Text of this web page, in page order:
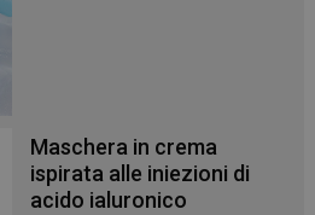
Maschera in crema
ispirata alle iniezioni di
acido ialuronico